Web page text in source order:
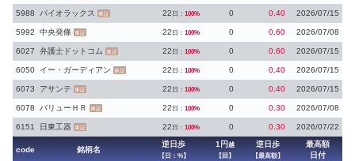
5988 パイオラックス 東証 22 日： 100% 0 0.40 2026/07/15
5992 中央発條 東証 22 日： 100% 0 0.60 2026/07/08
6027 弁護士ドットコム 東証 22 日： 100% 0 0.60 2026/07/15
6050 イー・ガーディアン 東証 22 日： 100% 0 0.40 2026/07/15
6073 アサンテ 東証 22 日： 100% 0 0.40 2026/07/15
6078 バリューＨＲ 東証 22 日： 100% 0 0.30 2026/07/08
6151 日東工器 東証 22 日： 100% 0 0.30 2026/07/22
code 銘柄名
逆日歩
【日：%】
1円 越
【回】
逆日歩
【最高額】
最高額
日付